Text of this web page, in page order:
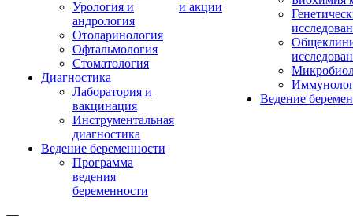
Урология и
андрология
Отоларинология
Офтальмология
Стоматология
Диагностика
Лаборатория и
вакцинация
Инструментальная
диагностика
Ведение беременности
Программа
ведения
беременности
и акции
Ведение